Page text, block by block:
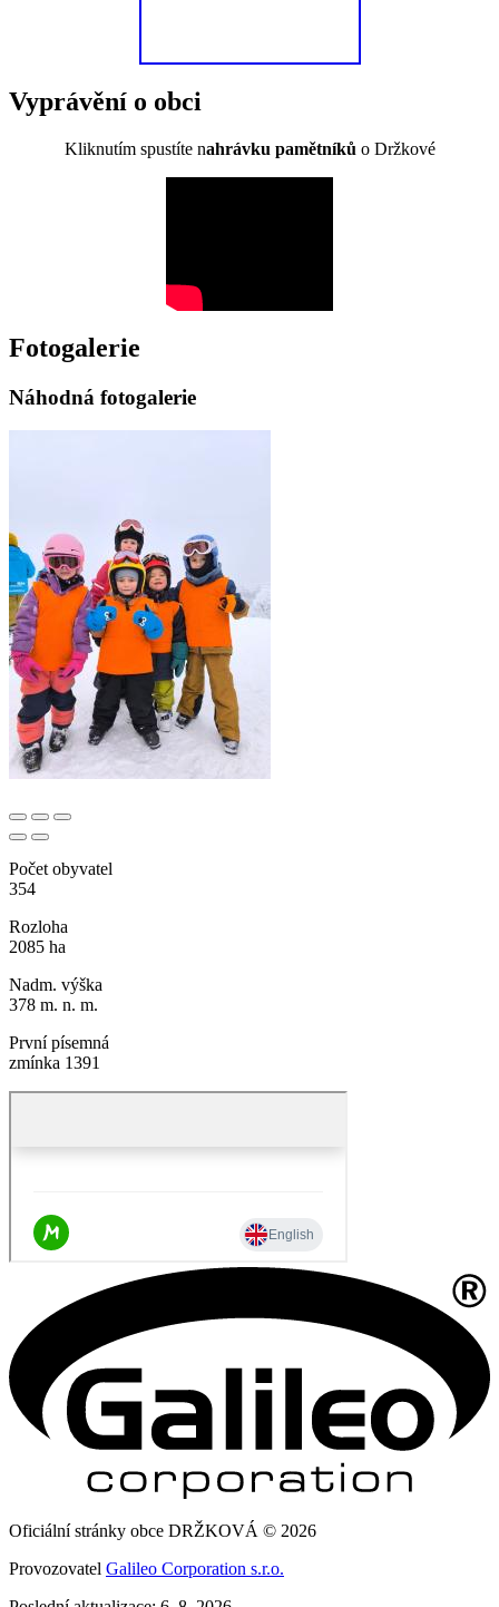
Vyprávění o obci
Kliknutím spustíte nahrávku pamětníků o Držkové
Fotogalerie
Náhodná fotogalerie
Počet obyvatel
354
Rozloha
2085 ha
Nadm. výška
378 m. n. m.
První písemná
zmínka 1391
Oficiální stránky obce DRŽKOVÁ © 2026
Provozovatel Galileo Corporation s.r.o.